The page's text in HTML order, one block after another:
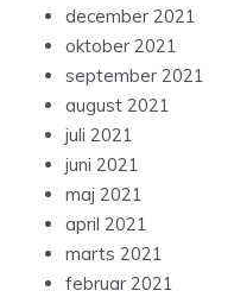
december 2021
oktober 2021
september 2021
august 2021
juli 2021
juni 2021
maj 2021
april 2021
marts 2021
februar 2021